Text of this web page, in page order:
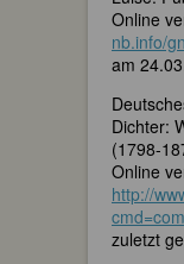
Online
nb.info/
am
Dichter:
(1798-
Online
http://
zuletzt